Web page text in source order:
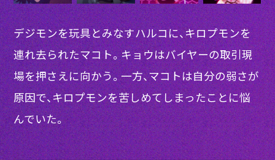
デジモンを玩具とみなすハルコに、キロプモンを
連れ去られたマコト。キョウはバイヤーの取引現
場を押さえに向かう。一方、マコトは自分の弱さが
原因で、キロプモンを苦しめてしまったことに悩
んでいた。